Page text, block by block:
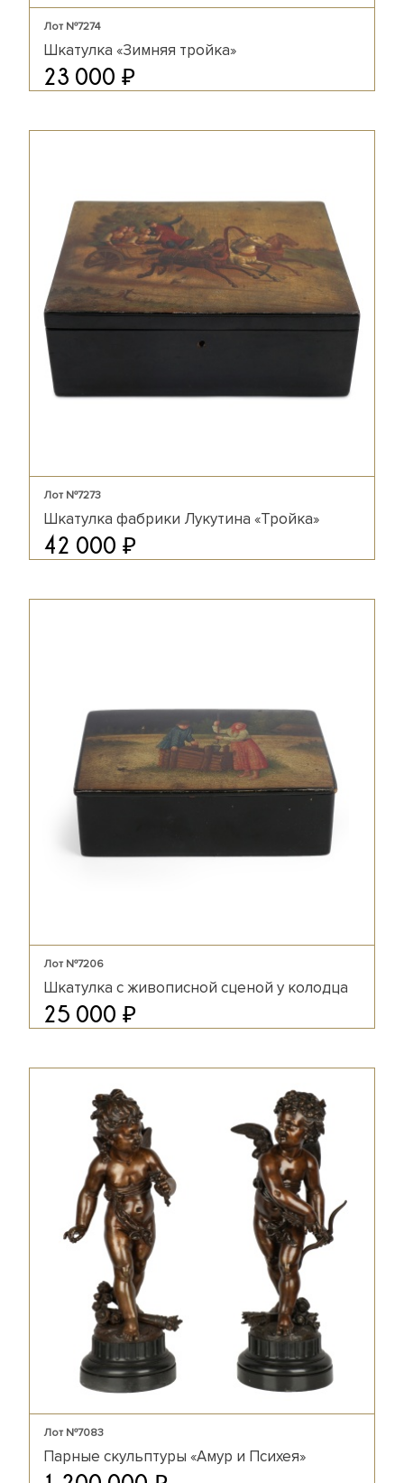
Лот №7274
Шкатулка «Зимняя тройка»
23 000 ₽
Лот №7273
Шкатулка фабрики Лукутина «Тройка»
42 000 ₽
Лот №7206
Шкатулка с живописной сценой у колодца
25 000 ₽
Лот №7083
Парные скульптуры «Амур и Психея»